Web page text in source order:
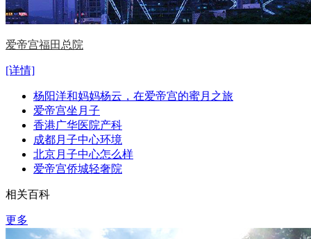
爱帝宫福田总院
[详情]
杨阳洋和妈妈杨云，在爱帝宫的蜜月之旅
爱帝宫坐月子
香港广华医院产科
成都月子中心环境
北京月子中心怎么样
爱帝宫侨城轻奢院
相关百科
更多